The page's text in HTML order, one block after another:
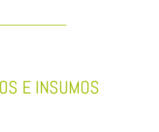
E INSUMOS